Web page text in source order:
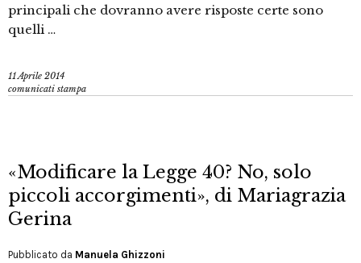
principali che dovranno avere risposte certe sono
quelli …
11 Aprile 2014
comunicati stampa
«Modificare la Legge 40? No, solo
piccoli accorgimenti», di Mariagrazia
Gerina
Pubblicato da Manuela Ghizzoni